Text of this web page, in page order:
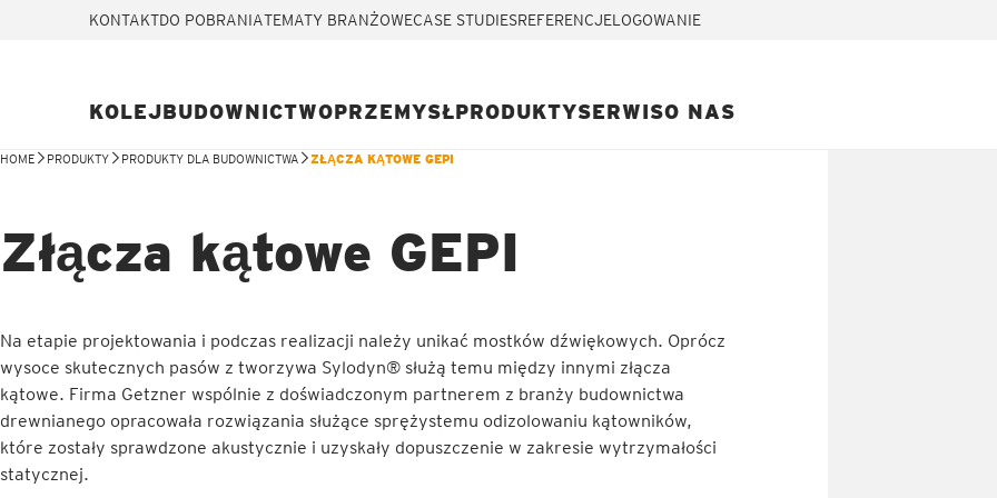
KONTAKTDO POBRANIATEMATY BRANŻOWECASE STUDIESREFERENCJELOGOWANIE
KOLEJBUDOWNICTWOPRZEMYSŁPRODUKTYSERWISO NAS
HOME PRODUKTY PRODUKTY DLA BUDOWNICTWA ZŁĄCZA KĄTOWE GEPI
Złącza kątowe GEPI
Na etapie projektowania i podczas realizacji należy unikać mostków dźwiękowych. Oprócz
wysoce skutecznych pasów z tworzywa Sylodyn® służą temu między innymi złącza
kątowe. Firma Getzner wspólnie z doświadczonym partnerem z branży budownictwa
drewnianego opracowała rozwiązania służące sprężystemu odizolowaniu kątowników,
które zostały sprawdzone akustycznie i uzyskały dopuszczenie w zakresie wytrzymałości
statycznej.